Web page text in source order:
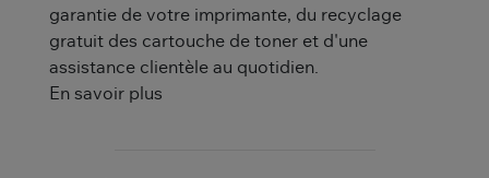
garantie de votre imprimante, du recyclage
gratuit des cartouche de toner et d'une
assistance clientèle au quotidien.
En savoir plus